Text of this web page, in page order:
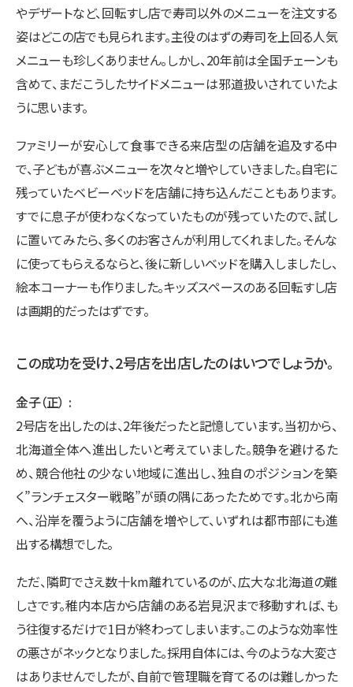
やデザートなど、回転すし店で寿司以外のメニューを注文する
姿はどこの店でも見られます。主役のはずの寿司を上回る人気
メニューも珍しくありません。しかし、20年前は全国チェーンも
含めて、まだこうしたサイドメニューは邪道扱いされていたよ
うに思います。
ファミリーが安心して食事できる来店型の店舗を追及する中
で、子どもが喜ぶメニューを次々と増やしていきました。自宅に
残っていたベビーベッドを店舗に持ち込んだこともあります。
すでに息子が使わなくなっていたものが残っていたので、試し
に置いてみたら、多くのお客さんが利用してくれました。そんな
に使ってもらえるならと、後に新しいベッドを購入しましたし、
絵本コーナーも作りました。キッズスペースのある回転すし店
は画期的だったはずです。
この成功を受け、2号店を出店したのはいつでしょうか。
金子（正）
2号店を出したのは、2年後だったと記憶しています。当初から、
北海道全体へ進出したいと考えていました。競争を避けるた
め、競合他社の少ない地域に進出し、独自のポジションを築
く”ランチェスター戦略”が頭の隅にあったためです。北から南
へ、沿岸を覆うように店舗を増やして、いずれは都市部にも進
出する構想でした。
ただ、隣町でさえ数十km離れているのが、広大な北海道の難
しさです。稚内本店から店舗のある岩見沢まで移動すれば、も
う往復するだけで1日が終わってしまいます。このような効率性
の悪さがネックとなりました。採用自体には、今のような大変さ
はありませんでしたが、自前で管理職を育てるのは難しかった